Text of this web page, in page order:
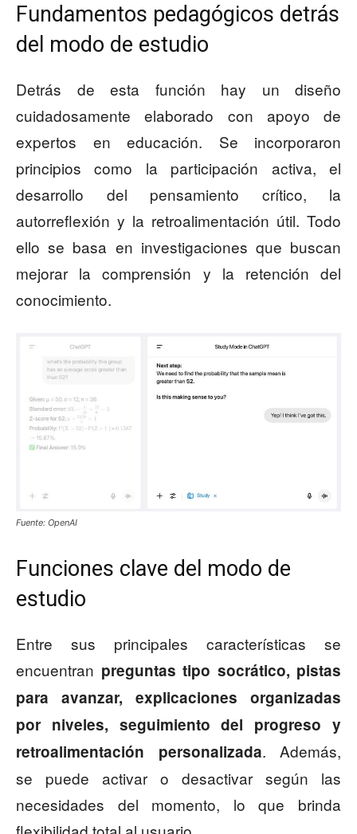
Fundamentos pedagógicos detrás
del modo de estudio
Detrás de esta función hay un diseño
cuidadosamente elaborado con apoyo de
expertos en educación. Se incorporaron
principios como la participación activa, el
desarrollo del pensamiento crítico, la
autorreflexión y la retroalimentación útil. Todo
ello se basa en investigaciones que buscan
mejorar la comprensión y la retención del
conocimiento.
Fuente: OpenAI
Funciones clave del modo de
estudio
Entre sus principales características se
encuentran preguntas tipo socrático, pistas
para avanzar, explicaciones organizadas
por niveles, seguimiento del progreso y
retroalimentación personalizada. Además,
se puede activar o desactivar según las
necesidades del momento, lo que brinda